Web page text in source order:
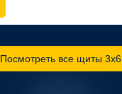
Посмотреть все щиты 3х6